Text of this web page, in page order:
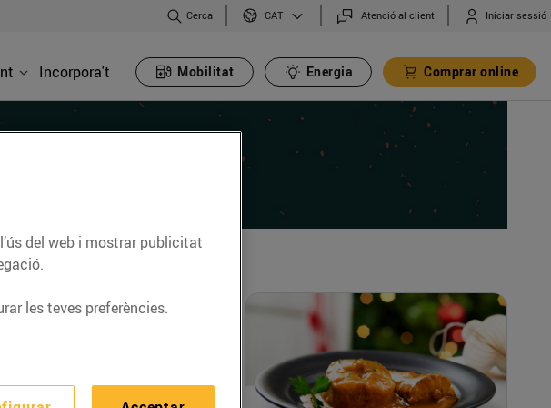
Cerca CAT Atenció al client Iniciar sessió
Incorpora't Mobilitat Energia Comprar online
àpats de Nadal!
del web i mostrar publicitat
les teves preferències.